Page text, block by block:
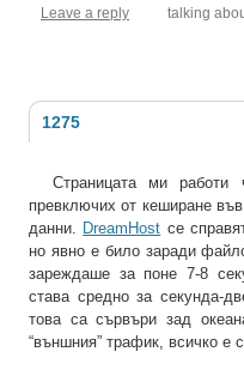
Leave a reply talking
1275
Страницата ми работи
превключих от кеширане
данни. DreamHost се
но явно е било заради
зареждаше за поне 7-8
става средно за секунда-
това са сървъри зад
“външния” трафик, всичко е